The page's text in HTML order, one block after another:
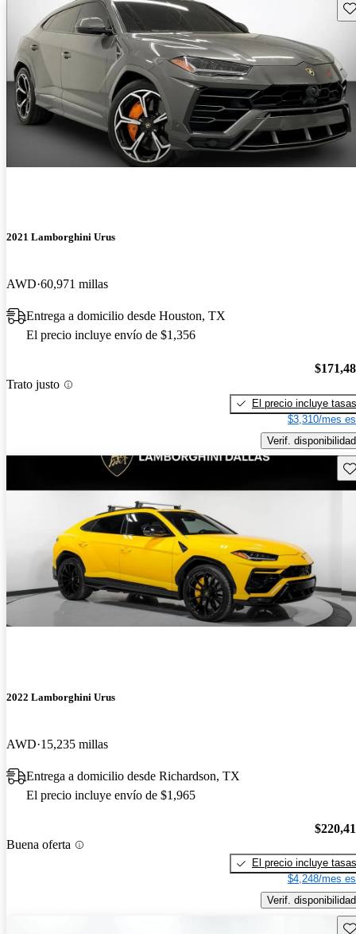
2021 Lamborghini Urus
AWD 60,971 millas
Entrega a domicilio desde Houston, TX
El precio incluye envío de $1,356
Trato justo
El precio incluye tasas
$3,310/mes
Verif. disponibilidad
2022 Lamborghini Urus
AWD 15,235 millas
Entrega a domicilio desde Richardson, TX
El precio incluye envío de $1,965
Buena oferta
El precio incluye tasas
$4,248/mes
Verif. disponibilidad